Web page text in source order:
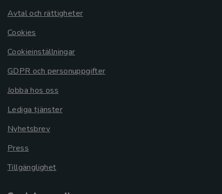
Avtal och rättigheter
Cookies
Cookieinställningar
GDPR och personuppgifter
Jobba hos oss
Lediga tjänster
Nyhetsbrev
Press
Tillgänglighet